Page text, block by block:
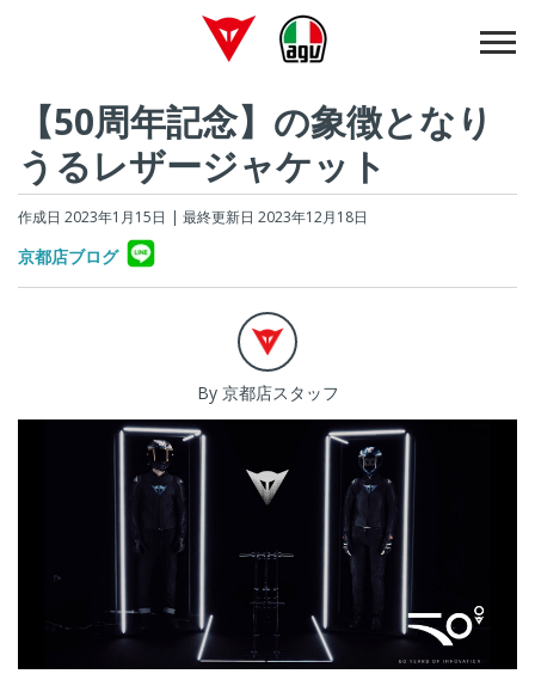
【50周年記念】の象徴となり
うるレザージャケット
作成日 2023年1月15日 | 最終更新日 2023年12月18日
京都店ブログ
By 京都店スタッフ